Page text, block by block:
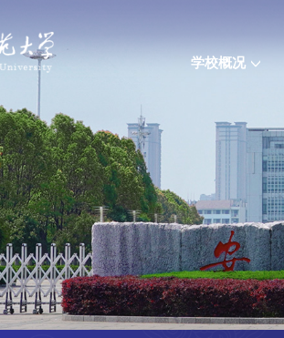
学校概况